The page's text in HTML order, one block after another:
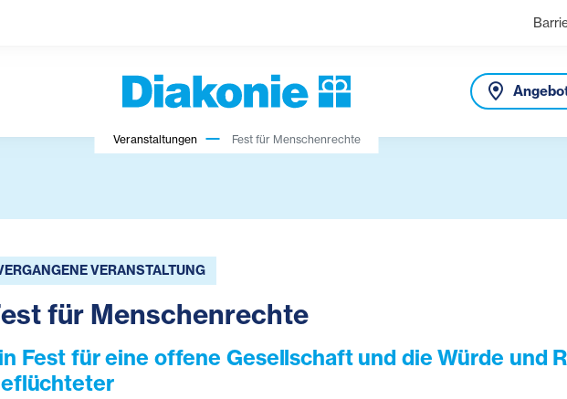
Veranstaltungen Fest für Menschenrechte
VERANSTALTUNG
für Menschenrechte
Fest für eine offene Gesellschaft und die Würde und